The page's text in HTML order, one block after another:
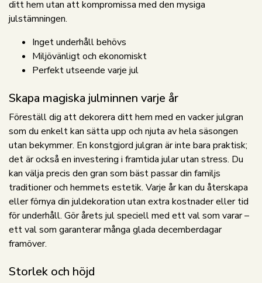
ditt hem utan att kompromissa med den mysiga
julstämningen.
Inget underhåll behövs
Miljövänligt och ekonomiskt
Perfekt utseende varje jul
Skapa magiska julminnen varje år
Föreställ dig att dekorera ditt hem med en vacker julgran
som du enkelt kan sätta upp och njuta av hela säsongen
utan bekymmer. En konstgjord julgran är inte bara praktisk;
det är också en investering i framtida jular utan stress. Du
kan välja precis den gran som bäst passar din familjs
traditioner och hemmets estetik. Varje år kan du återskapa
eller förnya din juldekoration utan extra kostnader eller tid
för underhåll. Gör årets jul speciell med ett val som varar –
ett val som garanterar många glada decemberdagar
framöver.
Storlek och höjd